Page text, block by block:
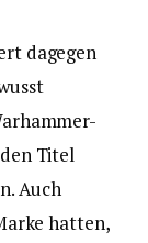
dagegen
Titel
Auch
hatten,